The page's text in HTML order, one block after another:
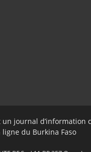
journal d’information
ligne du Burkina Faso